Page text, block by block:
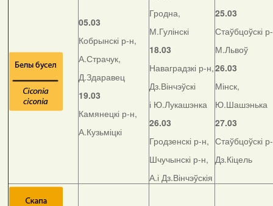
05.03
Кобрынскі р-н,
А.Страчук,
Д.Здаравец
19.03
Камянецкі р-н,
А.Кузьміцкі
Гродна,
М.Гулінскі
18.03
Наваградзкі р-н,
Дз.Вінчэўскі
і Ю.Лукашэнка
26.03
Гродзенскі р-н,
Шчучынскі р-н,
А.і Дз.Вінчэўскія
25.03
Стаўбцоўскі
М.Львоў
26.03
Мінск,
Ю.Шашэнька
27.03
Стаўбцоўскі
Дз.Кіцель